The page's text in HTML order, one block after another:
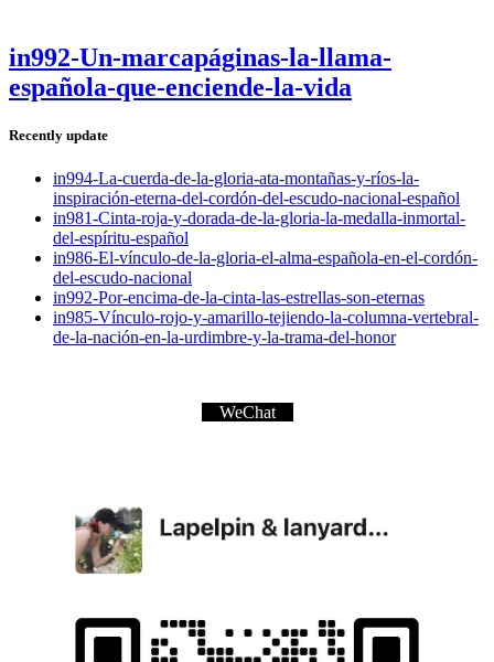
in992-Un-marcapáginas-la-llama-
española-que-enciende-la-vida
Recently update
in994-La-cuerda-de-la-gloria-ata-montañas-y-ríos-la-
inspiración-eterna-del-cordón-del-escudo-nacional-español
in981-Cinta-roja-y-dorada-de-la-gloria-la-medalla-inmortal-
del-espíritu-español
in986-El-vínculo-de-la-gloria-el-alma-española-en-el-cordón-
del-escudo-nacional
in992-Por-encima-de-la-cinta-las-estrellas-son-eternas
in985-Vínculo-rojo-y-amarillo-tejiendo-la-columna-vertebral-
de-la-nación-en-la-urdimbre-y-la-trama-del-honor
WeChat